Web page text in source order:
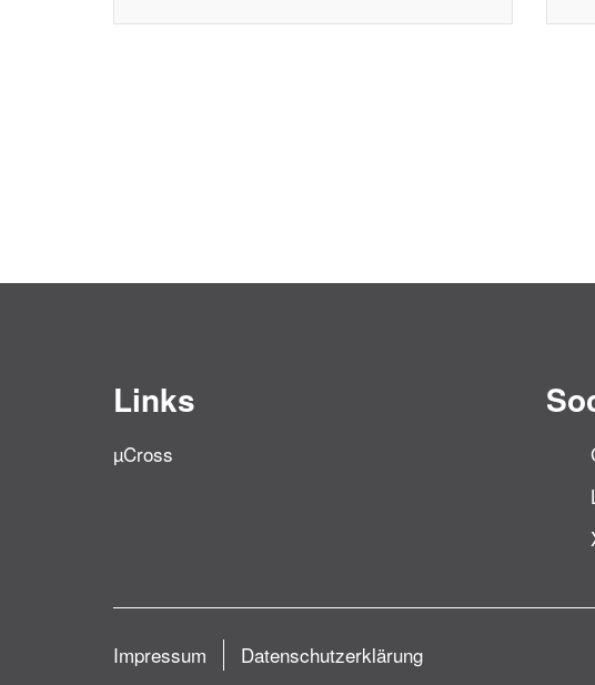
Links
µCross
Impressum Datenschutzerklärung